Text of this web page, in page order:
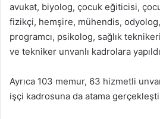
avukat, biyolog, çocuk eğiticisi,
fizikçi, hemşire, mühendis,
programcı, psikolog, sağlık
ve tekniker unvanlı kadrolara
Ayrıca 103 memur, 63 hizmetli
işçi kadrosuna da atama